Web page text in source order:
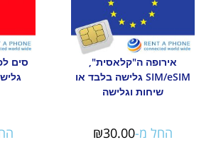
אירופה ה"קלאסית",
SIM/eSIM גלישה בלבד או
שיחות וגלישה
החל מ- ₪30.00